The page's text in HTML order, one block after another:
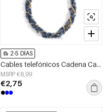
2-5 DÍAS
Cables telefónicos Cadena Casual Poliéster Accesorios diarios
MSRP €8,99
€2,75